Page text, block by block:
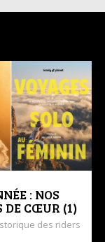
: NOS
DE CŒUR (1)
des riders